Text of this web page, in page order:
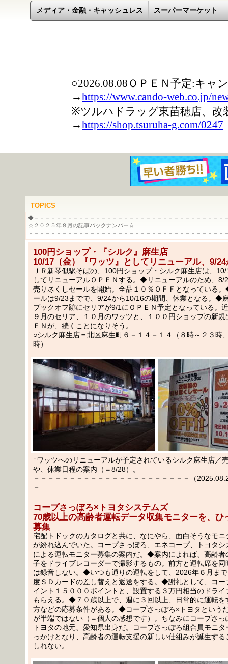
メディア・金融・キャッシュレス スーパーマーケット
TOPICS
◆－－－－－－－－－－－－－－－－－－－－－－－－－－－－－－－－－－
☆２０２５年８月の記事バックナンバー☆
－－－－－－－－－－－－－－－－－－－－－－－－－－－－－－－－－－－
100円ショップ・『シルク』麻生店
10/17（金）『ワッツ』としてリニューアル、9/
ＪＲ新琴似駅そばの、100円ショップ・シルク麻生店は、
してリニューアルＯＰＥＮする。◆リニューアルのため、8/
売り尽くしセールを開始。全品１０％ＯＦＦとなっている
ールは9/23までで、9/24から10/16の期間、休業となる。◆
ブックオフ跡にセリアが9/1にＯＰＥＮ予定となっている。
９月のセリア、１０月のワッツと、１００円ショップの新
ＥＮが、続くことになりそう。
○シルク麻生店＝北区麻生町６－１４－１４（８時～２３時
時）
↑ワッツへのリニューアルが予定されているシルク麻生店／
や、休業日程の案内（＝8/28）。
－－－－－－－－－－－－－－－－－－－－－－（
－
コープさっぽろ×トヨタシステムズ
70歳以上の高齢者運転データ収集モニターを、ひ
募集
宅配トドックのカタログと共に、なにやら、面白そうなモニ
が紛れ込んでいた。コープさっぽろ、エネコープ、トヨタシ
による運転モニター募集の案内だ。◆案内によれば、高齢者
子をドライブレコーダーで撮影するもの。前方と運転席を同
は録音しない。◆いつも通りの運転をして、2026年６月ま
度ＳＤカードの差し替えと返送をする。◆謝礼として、コー
イント１５０００ポイントと、設置する３万円相当のドライ
もらえる。◆７０歳以上で、週に３回以上、日常的に運転を
方などの応募条件がある。◆コープさっぽろ×トヨタという
が半端ではない（＝個人の感想です）。ちなみにコープさっ
トヨタの地元、愛知県出身だ。コープさっぽろ組合員モニ
っかけとなり、高齢者の運転支援の新しい仕組みが誕生す
しれない。